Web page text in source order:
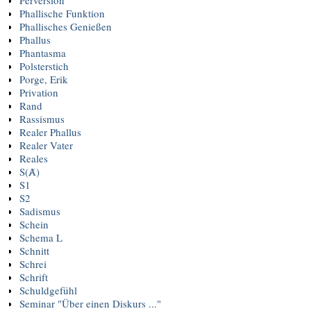
Phallische Funktion
Phallisches Genießen
Phallus
Phantasma
Polsterstich
Porge, Erik
Privation
Rand
Rassismus
Realer Phallus
Realer Vater
Reales
S(Ⱥ)
S1
S2
Sadismus
Schein
Schema L
Schnitt
Schrei
Schrift
Schuldgefühl
Seminar "Über einen Diskurs ..."